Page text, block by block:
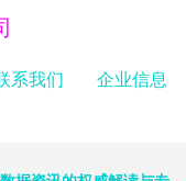
系我们 企业信息